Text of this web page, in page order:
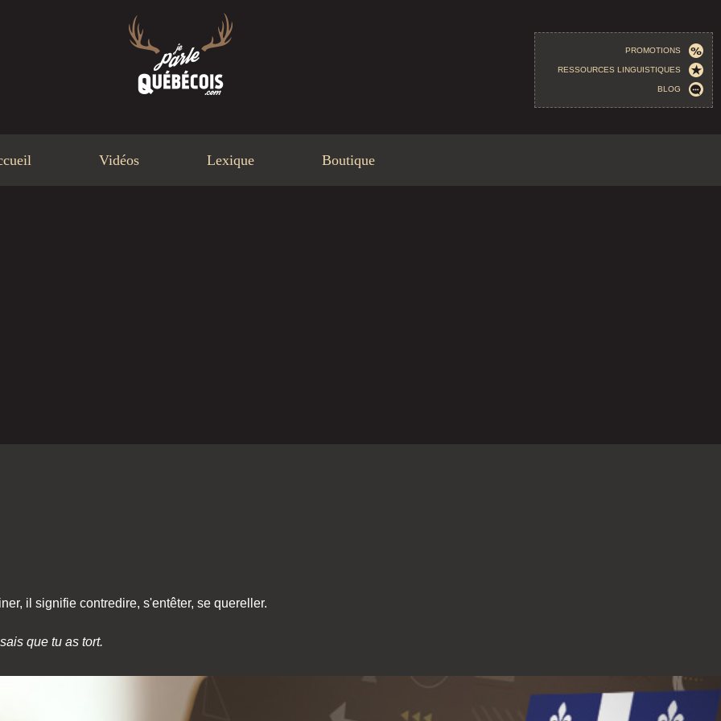
PROMOTIONS
RESSOURCES LINGUISTIQUES
BLOG
Vidéos Lexique Boutique
il signifie contredire, s'entêter, se quereller.
que tu as tort.